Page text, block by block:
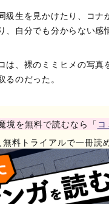
級生を見かけたり、コナ
、自分でも分からない感
は、裸のミミヒメの写真
るのだった。
境を無料で読むなら「
無料トライアルで一冊読